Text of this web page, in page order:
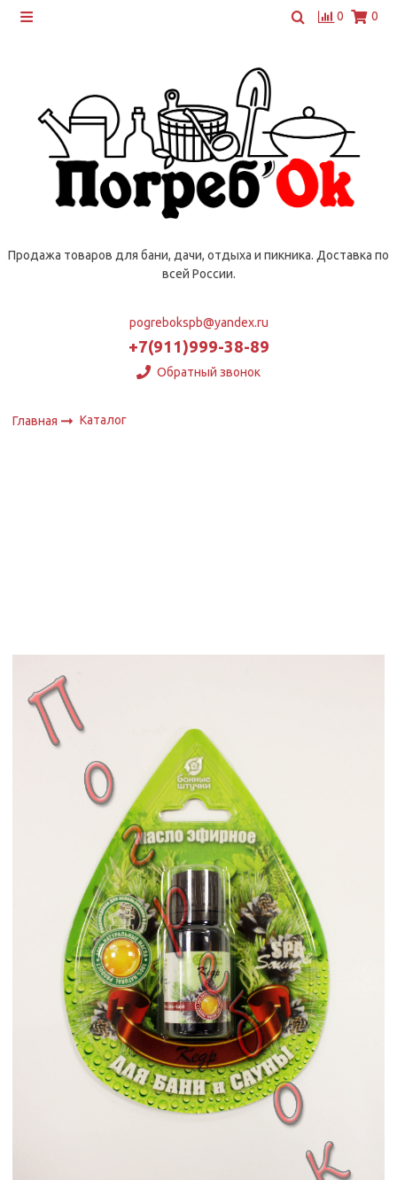
0 0
Продажа товаров для бани, дачи, отдыха и пикника. Доставка по
всей России.
pogrebokspb@yandex.ru
+7(911)999-38-89
Обратный звонок
Главная Каталог